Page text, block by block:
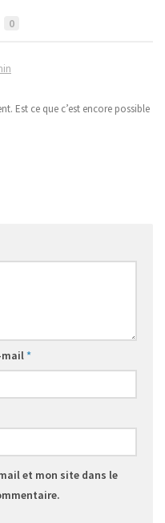
0
Est ce que c’est encore possible
mail*
et mon site dans le